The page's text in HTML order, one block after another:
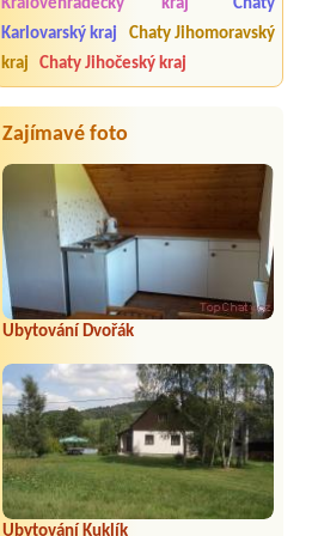
Královéhradecký kraj
Chaty
Karlovarský kraj
Chaty Jihomoravský
kraj
Chaty Jihočeský kraj
Zajímavé foto
Ubytování Dvořák
Ubytování Kuklík